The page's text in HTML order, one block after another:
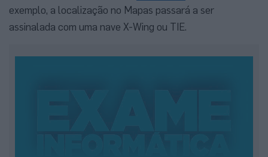
exemplo, a localização no Mapas passará a ser
assinalada com uma nave X-Wing ou TIE.